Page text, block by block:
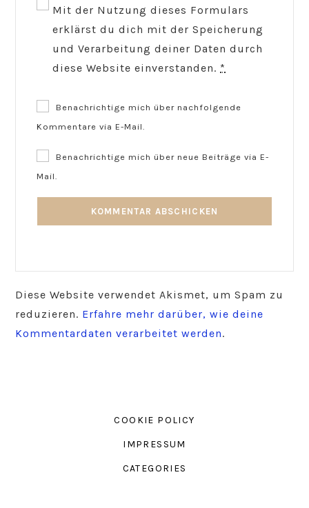
Mit der Nutzung dieses Formulars
erklärst du dich mit der Speicherung
und Verarbeitung deiner Daten durch
diese Website einverstanden. *
Benachrichtige mich über nachfolgende
Kommentare via E-Mail.
Benachrichtige mich über neue Beiträge via E-
Mail.
Diese Website verwendet Akismet, um Spam zu
reduzieren. Erfahre mehr darüber, wie deine
Kommentardaten verarbeitet werden.
COOKIE POLICY
IMPRESSUM
CATEGORIES